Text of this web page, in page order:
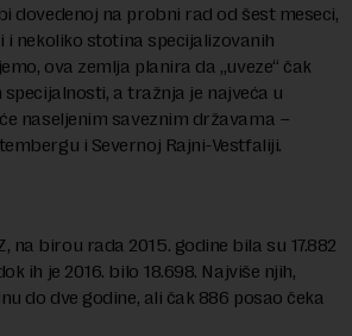
dovedenoj na probni rad od šest meseci,
i nekoliko stotina specijalizovanih
ova zemlja planira da „uveze“ čak
specijalnosti, a tražnja je najveća u
naseljenim saveznim državama –
i Severnoj Rajni-Vestfaliji.
na birou rada 2015. godine bila su 17.882
ih je 2016. bilo 18.698. Najviše njih,
do dve godine, ali čak 886 posao čeka